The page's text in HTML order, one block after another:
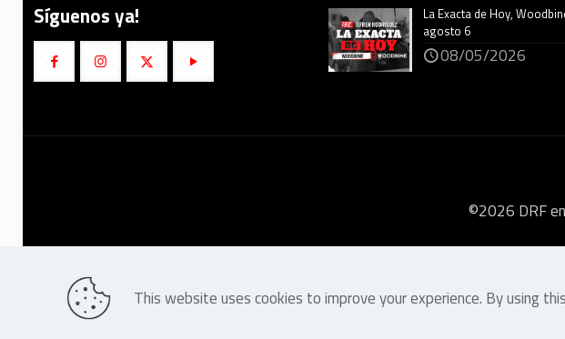
Síguenos ya!
La Exacta de Hoy,
agosto 6
08/05/2026
©2026 DRF
This website uses cookies to improve your experience. By using